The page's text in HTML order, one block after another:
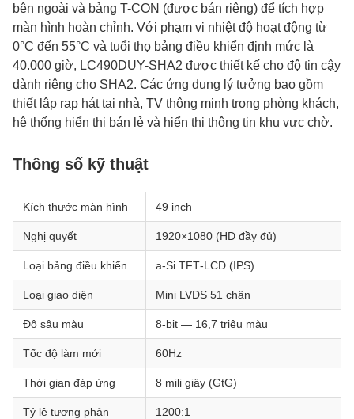
bên ngoài và bảng T-CON (được bán riêng) để tích hợp
màn hình hoàn chỉnh. Với phạm vi nhiệt độ hoạt động từ
0°C đến 55°C và tuổi thọ bảng điều khiển định mức là
40.000 giờ, LC490DUY-SHA2 được thiết kế cho độ tin cậy
dành riêng cho SHA2. Các ứng dụng lý tưởng bao gồm
thiết lập rạp hát tại nhà, TV thông minh trong phòng khách,
hệ thống hiển thị bán lẻ và hiển thị thông tin khu vực chờ.
Thông số kỹ thuật
Kích thước màn hình 49 inch
Nghị quyết 1920×1080 (HD đầy đủ)
Loại bảng điều khiển a‑Si TFT‑LCD (IPS)
Loại giao diện Mini LVDS 51 chân
Độ sâu màu 8-bit — 16,7 triệu màu
Tốc độ làm mới 60Hz
Thời gian đáp ứng 8 mili giây (GtG)
Tỷ lệ tương phản 1200:1